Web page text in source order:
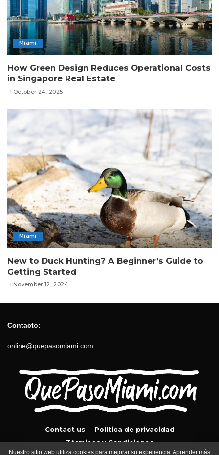
Miami
How Green Design Reduces Operational Costs
in Singapore Real Estate
October 24, 2025
Miami
New to Duck Hunting? A Beginner’s Guide to
Getting Started
November 12, 2024
Contacto:
online@quepasomiami.com
Contact us
Política de privacidad
Términos y Condiciones
Nuestro sitio web utiliza cookies para mejorar su experiencia. Aprender más